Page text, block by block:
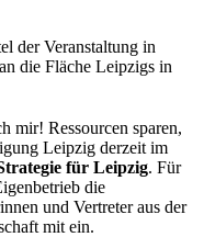
mir! Ressourcen sparen,
Leipzig derzeit im
für Leipzig. Für
die
und Vertreter aus der
mit ein.